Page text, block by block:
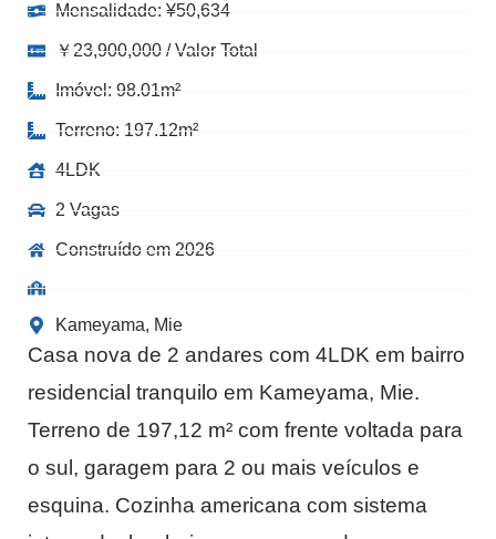
Mensalidade: ¥50,634
￥23,900,000 / Valor Total
Imóvel: 98.01m²
Terreno: 197.12m²
4LDK
2 Vagas
Construído em 2026
Kameyama, Mie
Casa nova de 2 andares com 4LDK em bairro
residencial tranquilo em Kameyama, Mie.
Terreno de 197,12 m² com frente voltada para
o sul, garagem para 2 ou mais veículos e
esquina. Cozinha americana com sistema